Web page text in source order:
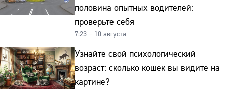
половина опытных водителей:
проверьте себя
7:23 – 10 августа
Узнайте свой психологический
возраст: сколько кошек вы видите на
картине?